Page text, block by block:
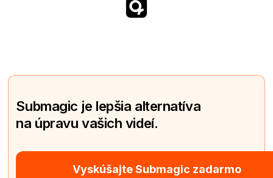
Submagic je lepšia alternatíva
na úpravu vašich videí.
Vyskúšajte Submagic zadarmo